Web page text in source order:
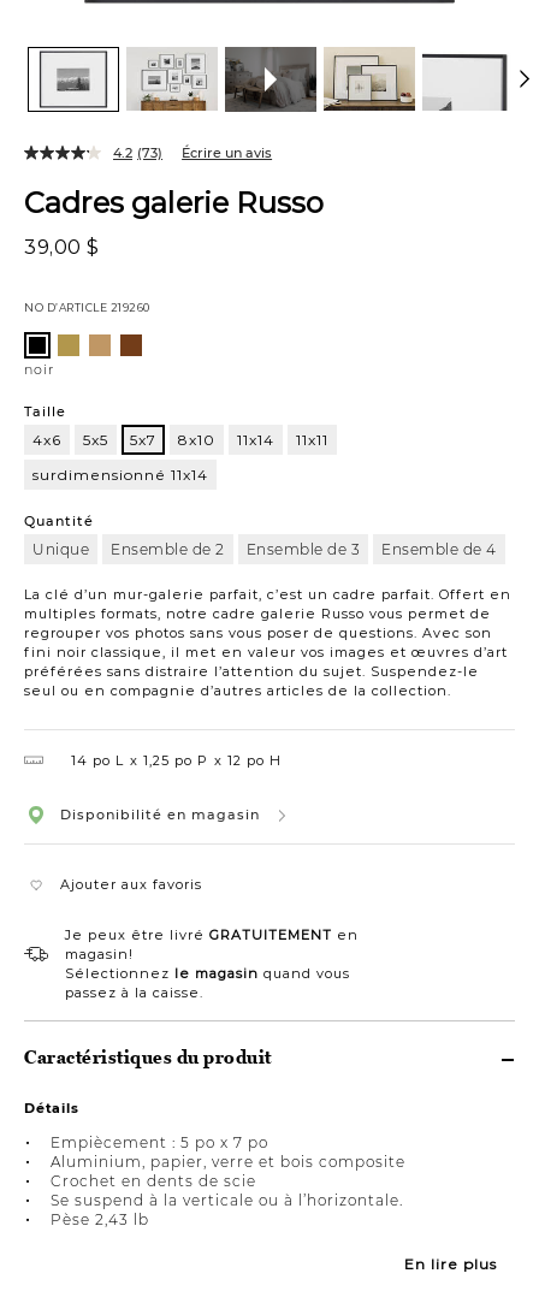
Cadres galerie Russo
39,00 $
NO D’ARTICLE 219260
La clé d’un mur-galerie parfait, c’est un cadre parfait. Offert en
multiples formats, notre cadre galerie Russo vous permet de
regrouper vos photos sans vous poser de questions. Avec son
fini noir classique, il met en valeur vos images et œuvres d’art
préférées sans distraire l’attention du sujet. Suspendez-le
seul ou en compagnie d’autres articles de la collection.
4.2 (73) Écrire un avis
Variations
noir
Taille
4x6 5x5 5x7 8x10 11x14
11x11
surdimensionné 11x14
Quantité
Unique Ensemble de 2 Ensemble de 3 Ensemble de 4
14 po L 1,25 po P 12 po H
Disponibilité en magasin
Ajouter aux favoris
Je peux être livré GRATUITEMENT en
magasin!
Sélectionnez le magasin quand vous
passez à la caisse.
Caractéristiques du produit
Détails
Empiècement : 5 po x 7 po
Aluminium, papier, verre et bois composite
Crochet en dents de scie
Se suspend à la verticale ou à l’horizontale.
Pèse 2,43 lb
En lire plus